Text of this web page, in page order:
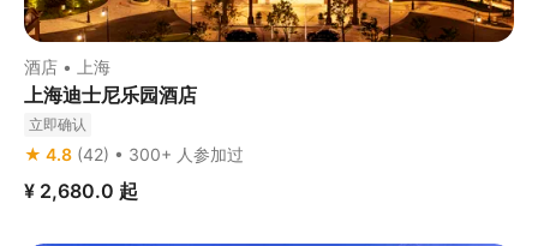
酒店 • 上海
上海迪士尼乐园酒店
立即确认
★ 4.8 (42) • 300+ 人参加过
¥ 2,680.0 起